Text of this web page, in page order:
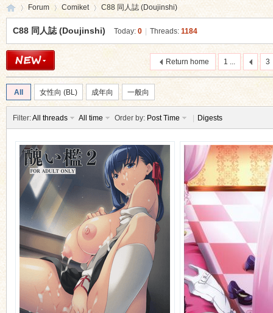
»
Forum Comiket C88 同人誌 (Doujinshi)
C88 同人誌 (Doujinshi) Today: 0 Threads: 1184
1 ... 3
Return home
All 女性向 (BL) 成年向 一般向
Filter:All threads All time Order by: Post Time Digests